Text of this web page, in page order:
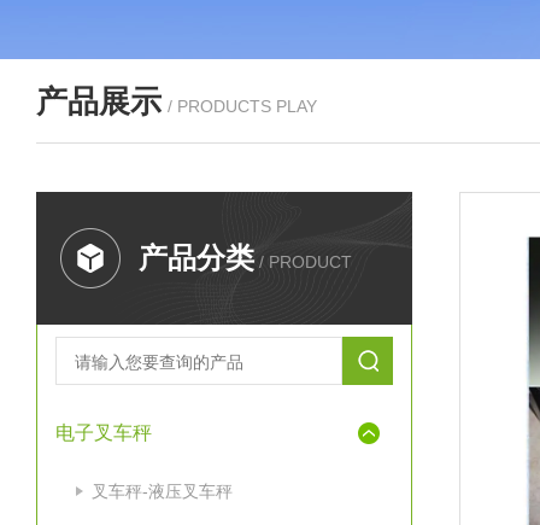
产品展示 / PRODUCTS PLAY
产品分类 / PRODUCT
电子叉车秤
叉车秤-液压叉车秤